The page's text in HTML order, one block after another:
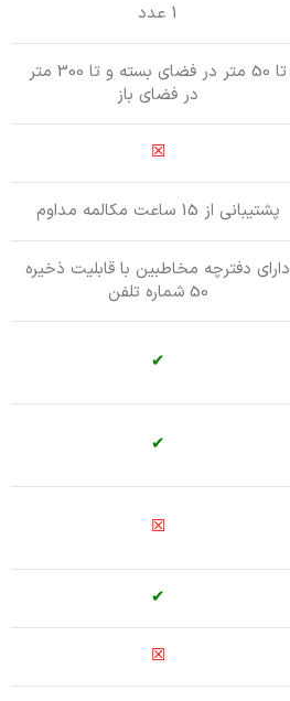
1 عدد
تا 50 متر در فضای بسته و تا 300 متر
در فضای باز
☒
پشتیبانی از 15 ساعت مکالمه مداوم
دارای دفترچه مخاطبین با قابلیت ذخیره
50 شماره تلفن
✔
✔
☒
✔
☒